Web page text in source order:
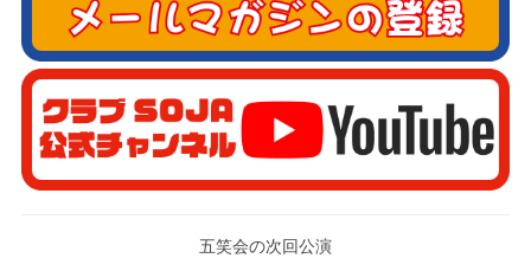
五笑会の次回公演